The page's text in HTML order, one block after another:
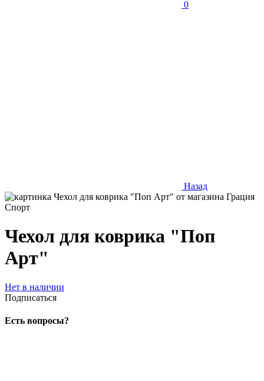
0
Назад
Чехол для коврика "Поп
Арт"
Нет в наличии
Подписаться
Есть вопросы?